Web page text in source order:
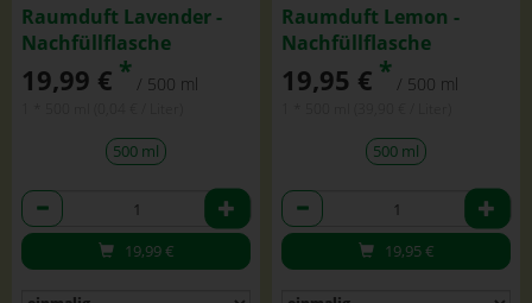
Raumduft Lavender -
Nachfüllflasche
19,99 € * / 500 ml
500 ml
Anzahl
19,99€
Raumduft Lemon -
Nachfüllflasche
19,95 € * / 500 ml
500 ml
Anzahl
19,95€